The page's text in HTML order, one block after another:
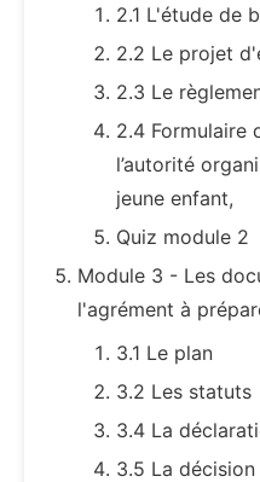
2.1 L'étude de
2.2 Le projet
2.3 Le
2.4 Formulaire
l’autorité
jeune enfant,
Quiz module 2
Module 3 - Les
l'agrément à
3.1 Le plan
3.2 Les statuts
3.4 La
3.5 La